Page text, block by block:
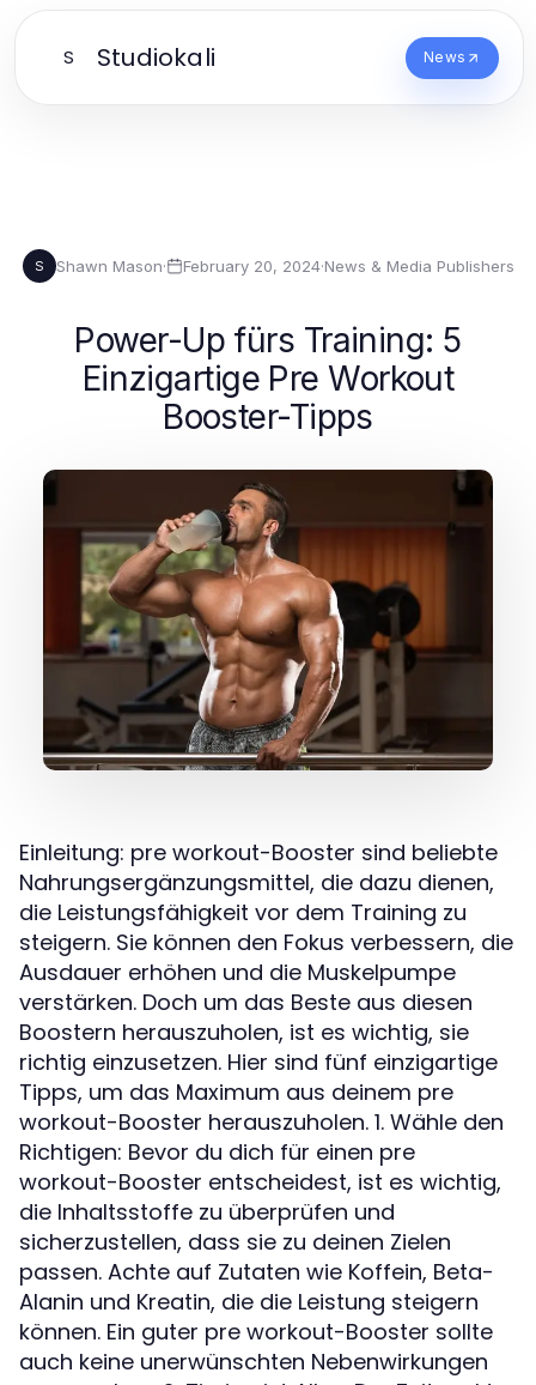
S Studiokali News
S Shawn Mason· February 20, 2024·News & Media Publishers
Power-Up fürs Training: 5
Einzigartige Pre Workout
Booster-Tipps
Einleitung: pre workout-Booster sind beliebte
Nahrungsergänzungsmittel, die dazu dienen,
die Leistungsfähigkeit vor dem Training zu
steigern. Sie können den Fokus verbessern, die
Ausdauer erhöhen und die Muskelpumpe
verstärken. Doch um das Beste aus diesen
Boostern herauszuholen, ist es wichtig, sie
richtig einzusetzen. Hier sind fünf einzigartige
Tipps, um das Maximum aus deinem pre
workout-Booster herauszuholen. 1. Wähle den
Richtigen: Bevor du dich für einen pre
workout-Booster entscheidest, ist es wichtig,
die Inhaltsstoffe zu überprüfen und
sicherzustellen, dass sie zu deinen Zielen
passen. Achte auf Zutaten wie Koffein, Beta-
Alanin und Kreatin, die die Leistung steigern
können. Ein guter pre workout-Booster sollte
auch keine unerwünschten Nebenwirkungen